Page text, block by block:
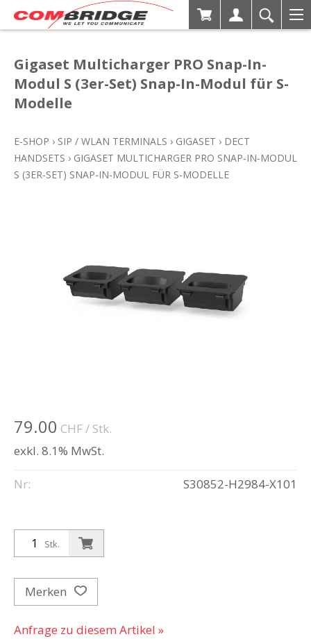
Gigaset Multicharger PRO Snap-In-
Modul S (3er-Set) Snap-In-Modul für S-
Modelle
E-SHOP › SIP / WLAN TERMINALS › GIGASET › DECT
HANDSETS › GIGASET MULTICHARGER PRO SNAP-IN-MODUL
S (3ER-SET) SNAP-IN-MODUL FÜR S-MODELLE
79.00 CHF/ Stk.
exkl. 8.1% MwSt.
Nr: S30852-H2984-X101
Stk.
Merken
Anfrage zu diesem Artikel »